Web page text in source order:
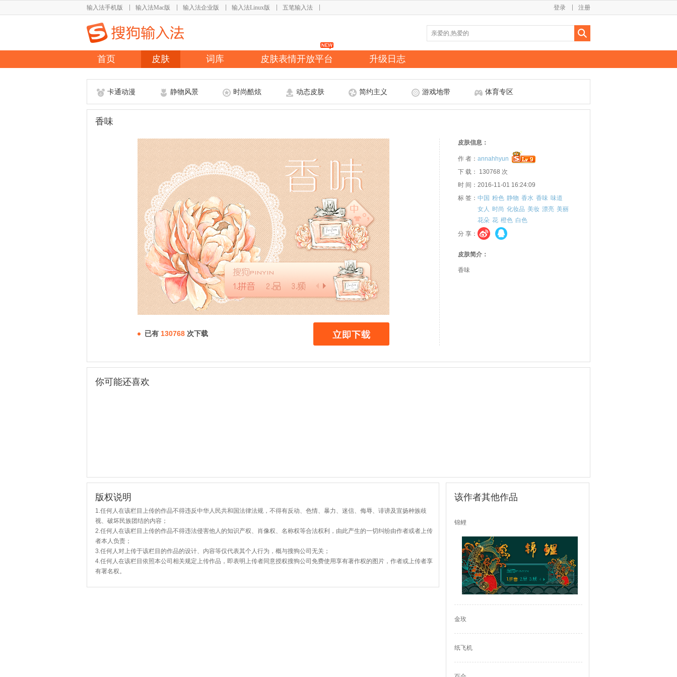
输入法手机版 输入法Mac版 输入法企业版 输入法Linux版 五笔输入法 注册
登录
首页 皮肤 词库 皮肤表情开放平台 升级日志
卡通动漫 静物风景 时尚酷炫 动态皮肤 简约主义 游戏地带 体育专区
香味
已有 130768 次下载
皮肤信息：
作 者： annahhyun
下 载： 130768 次
时 间：2016-11-01 16:24:09
标 签： 中国 粉色 静物 香水 香味 味道
女人 时尚 化妆品 美妆 漂亮 美丽
花朵 花 橙色 白色
分 享：
皮肤简介：
香味
你可能还喜欢
版权说明
1.任何人在该栏目上传的作品不得违反中华人民共和国法律法规，不得有反动、色情、暴力、迷信、侮辱、诽谤及宣扬种族歧
视、破坏民族团结的内容；
2.任何人在该栏目上传的作品不得违法侵害他人的知识产权、肖像权、名称权等合法权利，由此产生的一切纠纷由作者或者上传
者本人负责；
3.任何人对上传于该栏目的作品的设计、内容等仅代表其个人行为，概与搜狗公司无关；
4.任何人在该栏目依照本公司相关规定上传作品，即表明上传者同意授权搜狗公司免费使用享有著作权的图片，作者或上传者享
有署名权。
该作者其他作品
锦鲤
金玫
纸飞机